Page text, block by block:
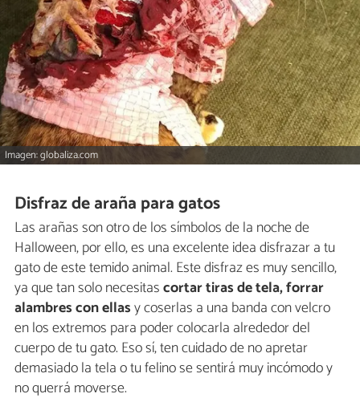
Imagen: globaliza.com
Disfraz de araña para gatos
Las arañas son otro de los símbolos de la noche de
Halloween, por ello, es una excelente idea disfrazar a tu
gato de este temido animal. Este disfraz es muy sencillo,
ya que tan solo necesitascortar tiras de tela, forrar
alambres con ellasy coserlas a una banda con velcro
en los extremos para poder colocarla alrededor del
cuerpo de tu gato. Eso sí, ten cuidado de no apretar
demasiado la tela o tu felino se sentirá muy incómodo y
no querrá moverse.